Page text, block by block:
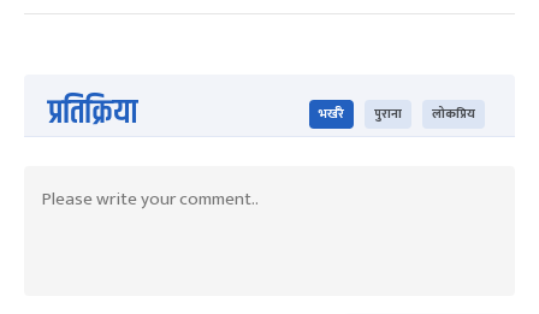
प्रतिक्रिया भर्खरै पुराना लोकप्रिय